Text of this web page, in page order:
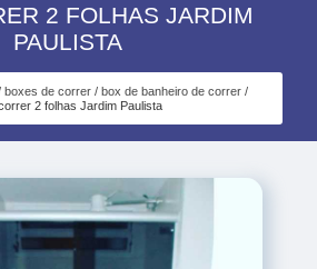
2 FOLHAS JARDIM
PAULISTA
boxes de correr
box de banheiro de correr
2 folhas Jardim Paulista